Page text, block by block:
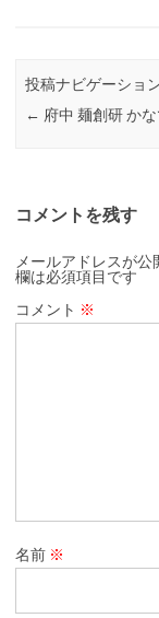
投稿ナビゲーショ
← 府中 麺創研 か
コメントを残す
メールアドレスが公
欄は必須項目です
コメント ※
名前 ※